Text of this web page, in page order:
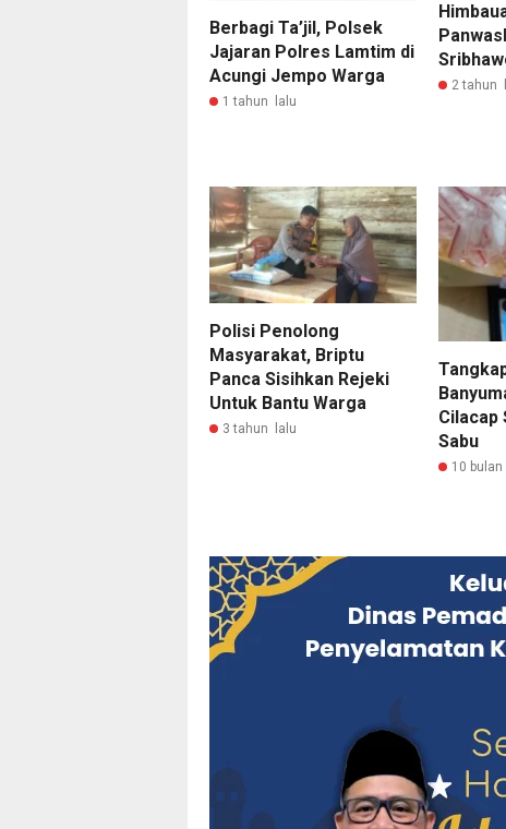
Berbagi Ta’jil, Polsek
Jajaran Polres Lamtim di
Acungi Jempo Warga
1 tahun lalu
2 tahun
Polisi Penolong
Masyarakat, Briptu
Panca Sisihkan Rejeki
Untuk Bantu Warga
3 tahun lalu
Cilacap
Sabu
10